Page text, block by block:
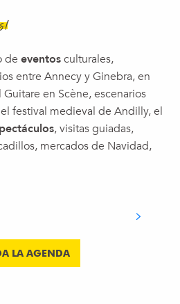
et jeux
Rêve de Montagnes
les pieds dans l'eau
de eventosculturales,
entre Annecy y Ginebra, en
Guitare en Scène, escenarios
festival medieval de Andilly, el
, visitas guiadas,
mercados de Navidad,
LA AGENDA